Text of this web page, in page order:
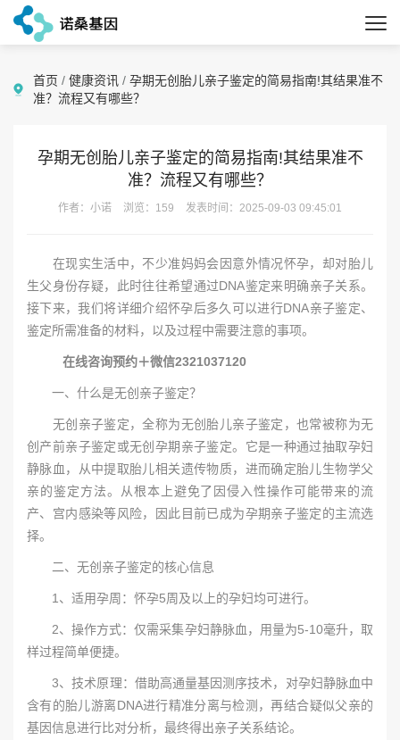
首页 / 健康资讯 / 孕期无创胎儿亲子鉴定的简易指南!其结果准不
准？流程又有哪些？
孕期无创胎儿亲子鉴定的简易指南!其结果准不
准？流程又有哪些？
作者：小诺 浏览：159 发表时间：2025-09-03 09:45:01
在现实生活中，不少准妈妈会因意外情况怀孕，却对胎儿
生父身份存疑，此时往往希望通过DNA鉴定来明确亲子关系。
接下来，我们将详细介绍怀孕后多久可以进行DNA亲子鉴定、
鉴定所需准备的材料，以及过程中需要注意的事项。
在线咨询预约＋微信2321037120
一、什么是无创亲子鉴定？
无创亲子鉴定，全称为无创胎儿亲子鉴定，也常被称为无
创产前亲子鉴定或无创孕期亲子鉴定。它是一种通过抽取孕妇
静脉血，从中提取胎儿相关遗传物质，进而确定胎儿生物学父
亲的鉴定方法。从根本上避免了因侵入性操作可能带来的流
产、宫内感染等风险，因此目前已成为孕期亲子鉴定的主流选
择。
二、无创亲子鉴定的核心信息
1、适用孕周：怀孕5周及以上的孕妇均可进行。
2、操作方式：仅需采集孕妇静脉血，用量为5-10毫升，取
样过程简单便捷。
3、技术原理：借助高通量基因测序技术，对孕妇静脉血中
含有的胎儿游离DNA进行精准分离与检测，再结合疑似父亲的
基因信息进行比对分析，最终得出亲子关系结论。